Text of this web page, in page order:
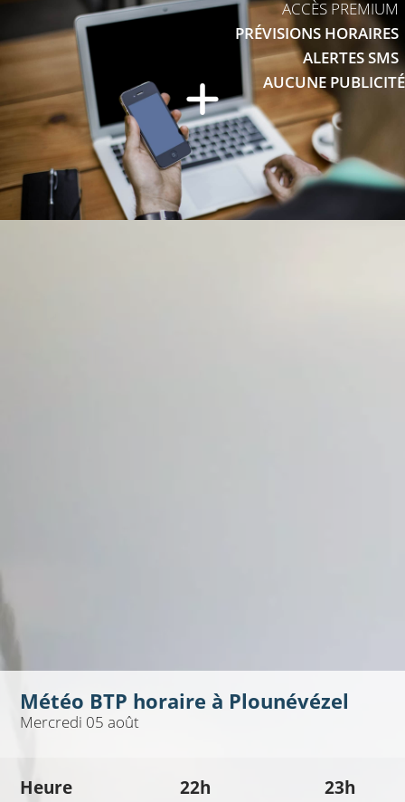
ACCÈS PREMIUM
PRÉVISIONS HORAIRES
ALERTES SMS
AUCUNE PUBLICITÉ
Météo BTP horaire à Plounévézel
Mercredi 05 août
Heure 22h 23h